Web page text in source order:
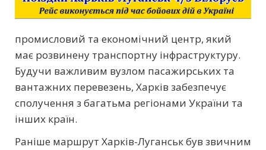
промисловий та економічний центр, який
має розвинену транспортну інфраструктуру.
Будучи важливим вузлом пасажирських та
вантажних перевезень, Харків забезпечує
сполучення з багатьма регіонами України та
інших країн.
Раніше маршрут Харків-Луганськ був звичним